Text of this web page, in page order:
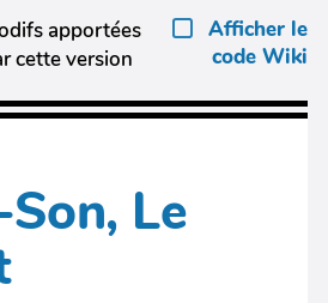
apportées
cette version
Afficher le
code Wiki
Le